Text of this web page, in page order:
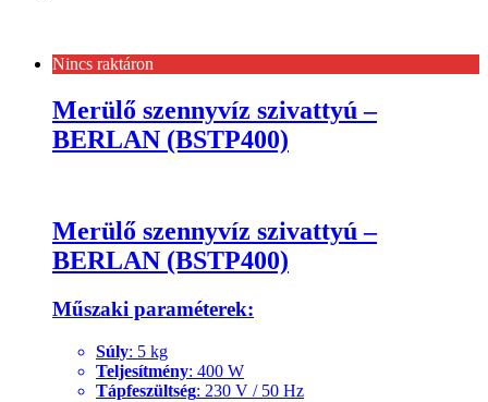
Nincs raktáron
Merülő szennyvíz szivattyú –
BERLAN (BSTP400)
Merülő szennyvíz szivattyú –
BERLAN (BSTP400)
Műszaki paraméterek:
Súly: 5 kg
Teljesítmény: 400 W
Tápfeszültség: 230 V / 50 Hz